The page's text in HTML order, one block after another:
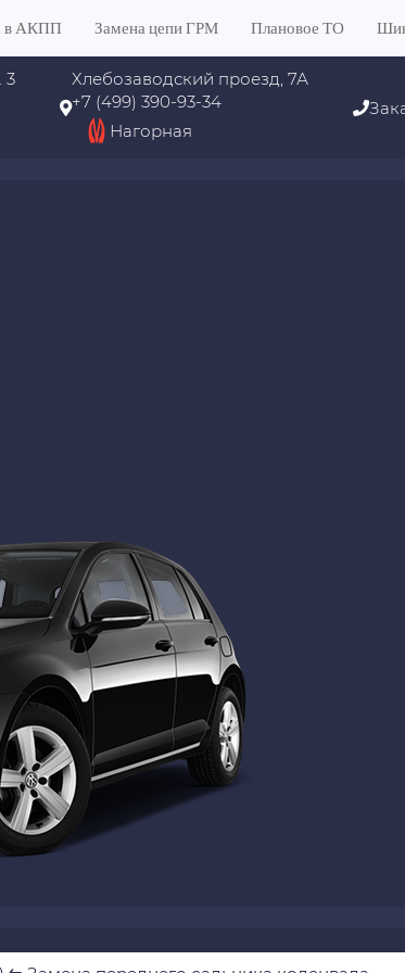
в АКПП Замена цепи ГРМ Плановое ТО
3
Хлебозаводский проезд, 7А
+7 (499) 390-93-34
Нагорная